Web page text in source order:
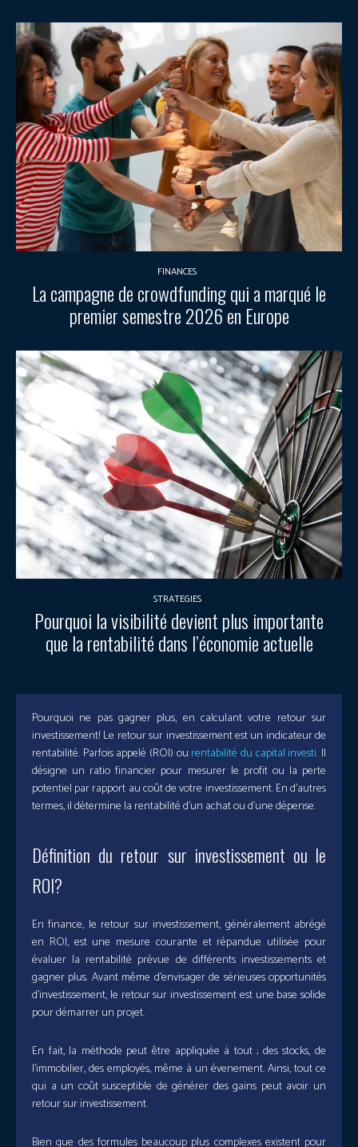
FINANCES
La campagne de crowdfunding qui a marqué le
premier semestre 2026 en Europe
STRATEGIES
Pourquoi la visibilité devient plus importante
que la rentabilité dans l’économie actuelle
Pourquoi ne pas gagner plus, en calculant votre retour sur
investissement! Le retour sur investissement est un indicateur de
rentabilité. Parfois appelé (ROI) ou rentabilité du capital investi. Il
désigne un ratio financier pour mesurer le profit ou la perte
potentiel par rapport au coût de votre investissement. En d’autres
termes, il détermine la rentabilité d’un achat ou d’une dépense.
Définition du retour sur investissement ou le
ROI?
En finance, le retour sur investissement, généralement abrégé
en ROI, est une mesure courante et répandue utilisée pour
évaluer la rentabilité prévue de différents investissements et
gagner plus. Avant même d’envisager de sérieuses opportunités
d’investissement, le retour sur investissement est une base solide
pour démarrer un projet.
En fait, la méthode peut être appliquée à tout ; des stocks, de
l’immobilier, des employés, même à un évenement. Ainsi, tout ce
qui a un coût susceptible de générer des gains peut avoir un
retour sur investissement.
Bien que des formules beaucoup plus complexes existent pour